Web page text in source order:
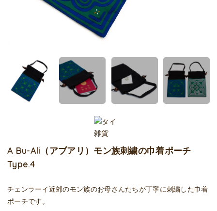
A Bu-Ali（アブアリ）モン族刺繍の巾着ポーチ
Type.4
チェンラーイ近郊のモン族のお母さんたちが丁寧に刺繍した巾着
ポーチです。